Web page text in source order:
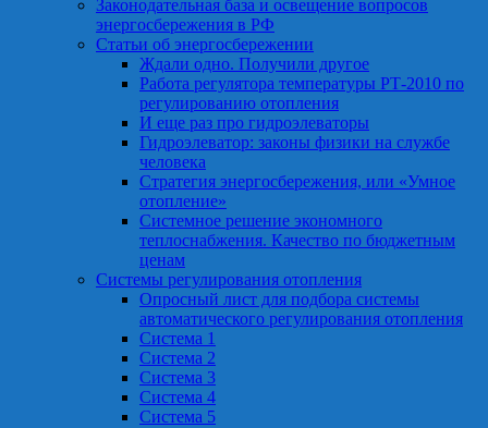
Законодательная база и освещение вопросов
энергосбережения в РФ
Статьи об энергосбережении
Ждали одно. Получили другое
Работа регулятора температуры РТ-2010 по
регулированию отопления
И еще раз про гидроэлеваторы
Гидроэлеватор: законы физики на службе
человека
Стратегия энергосбережения, или «Умное
отопление»
Системное решение экономного
теплоснабжения. Качество по бюджетным
ценам
Системы регулирования отопления
Опросный лист для подбора системы
автоматического регулирования отопления
Система 1
Система 2
Система 3
Система 4
Система 5